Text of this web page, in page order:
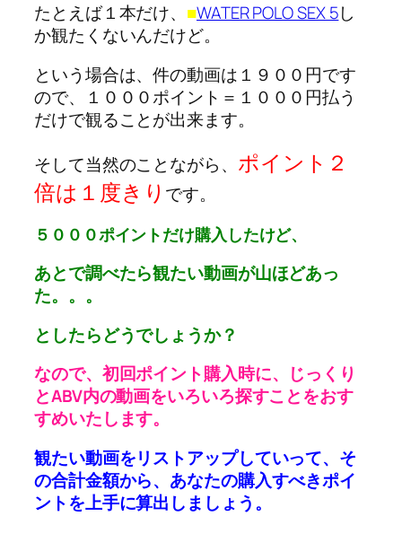
たとえば１本だけ、 ■WATER POLO SEX 5し
か観たくないんだけど。
という場合は、件の動画は１９００円です
ので、１０００ポイント＝１０００円払う
だけで観ることが出来ます。
そして当然のことながら、 ポイント２
倍は１度きり です。
５０００ポイントだけ購入したけど、
あとで調べたら観たい動画が山ほどあっ
た。。。
としたらどうでしょうか？
なので、初回ポイント購入時に、じっくり
とABV内の動画をいろいろ探すことをおす
すめいたします。
観たい動画をリストアップしていって、そ
の合計金額から、あなたの購入すべきポイ
ントを上手に算出しましょう。